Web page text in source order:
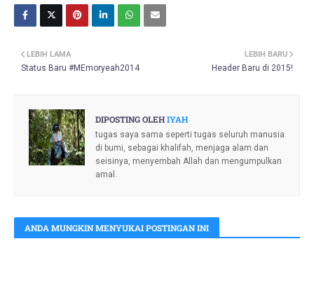
LEBIH BARU
Header Baru di 2015!
LEBIH LAMA
Status Baru #MEmoryeah2014
DIPOSTING OLEHIYAH
tugas saya sama seperti tugas seluruh manusia
di bumi, sebagai khalifah, menjaga alam dan
seisinya, menyembah Allah dan mengumpulkan
amal.
ANDA MUNGKIN MENYUKAI POSTINGAN INI